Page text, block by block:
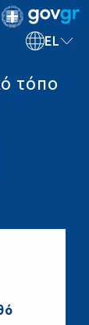
EL
τόπο
γρήγορα...